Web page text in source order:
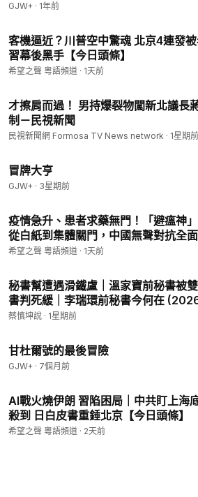
GJW+ · 1年前
客機逼近？川普空中驚魂 北京4連發
習幕後黑手【今日頭條】
希望之聲 粵語頻道 · 1天前
才擦肩而過！ 男持爆裂物闖新北議長
制－民視新聞
民視新聞網 Formosa TV News network · 1星期前
冒牌大亨
GJW+ · 3星期前
疫情急升、患者求藥無門！「避瘟神
從白紙到集體關門，中國無聲對抗全
聞】
希望之聲 粵語頻道 · 1天前
秘書幫遭遇滑鐵盧｜溫家寶前秘書被
書判死緩｜李瑞環前秘書今何在
#直播精選
蔡慎坤說 · 1星期前
甘杜爾號的最後冒險
GJW+ · 7個月前
AI戰火燒伊朗 習陷困局｜中共盯上海
殺到 日白皮書重錘北京【今日頭條】
希望之聲 粵語頻道 · 2天前